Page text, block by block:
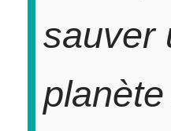
sauver